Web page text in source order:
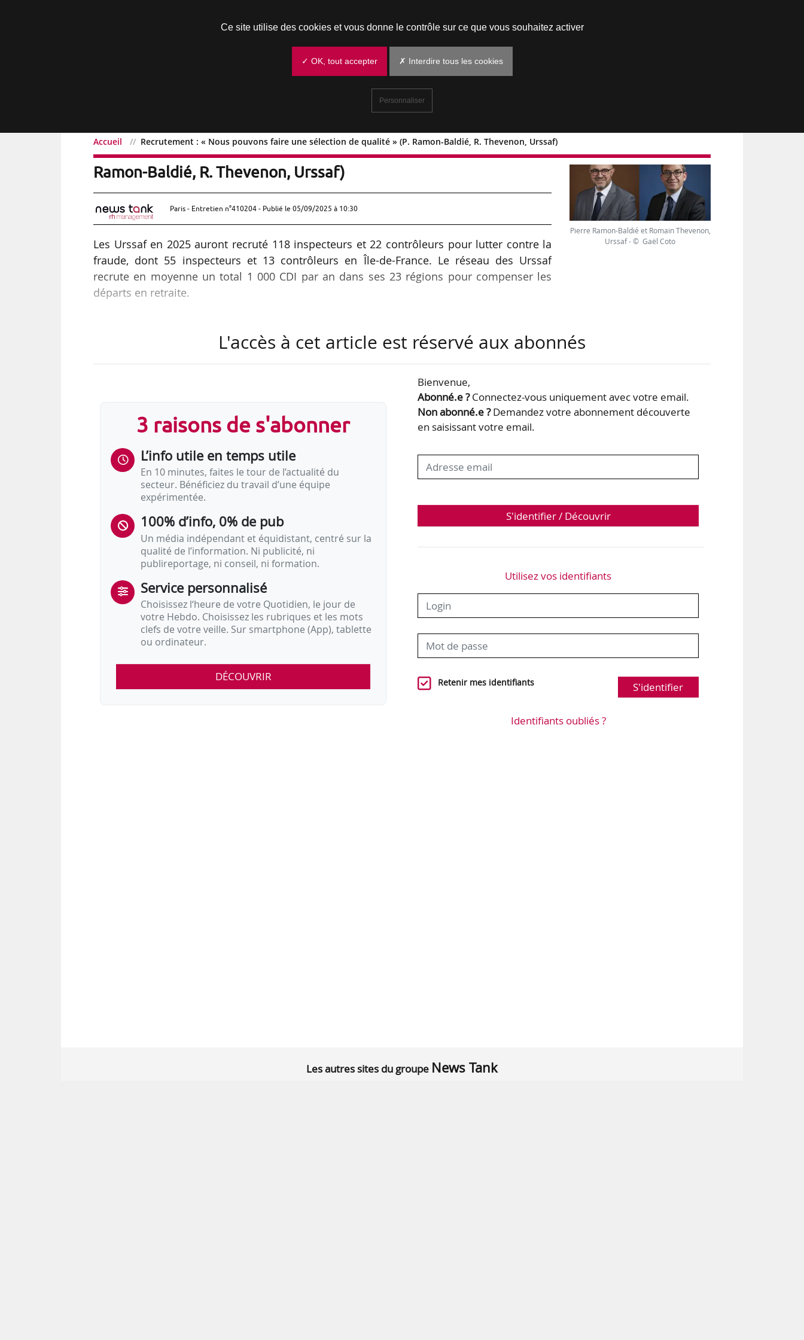
Accueil Recrutement : « Nous pouvons faire une sélection de qualité » (P. Ramon-Baldié, R. Thevenon, Urssaf)
Recrutement : « Nous pouvons faire une sélection de qualité » (P.
Ramon-Baldié, R. Thevenon, Urssaf)
Paris - Entretien n°410204 - Publié le 05/09/2025 à 10:30
Les Urssaf en 2025 auront recruté 118 inspecteurs et 22 contrôleurs pour lutter contre la
fraude, dont 55 inspecteurs et 13 contrôleurs en Île-de-France. Le réseau des Urssaf
recrute en moyenne un total 1 000 CDI par an dans ses 23 régions pour compenser les
départs en retraite.
de bases documentaires mises à disposition de nos 16 000 salariés. Le déploiement est
formation continue pour tous nos collaborateurs sur des sujets prioritaires en évolution
permanente comme la lutte antifraude à la Sécurité sociale », déclarent Pierre…
Pierre Ramon-Baldié et Romain Thevenon,
Urssaf - © Gaël Coto
L'accès à cet article est réservé aux abonnés
3 raisons de s'abonner
L’info utile en temps utile
En 10 minutes, faites le tour de l’actualité du
secteur. Bénéficiez du travail d’une équipe
expérimentée.
100% d’info, 0% de pub
Un média indépendant et équidistant, centré sur la
qualité de l’information. Ni publicité, ni
publireportage, ni conseil, ni formation.
Service personnalisé
Choisissez l‘heure de votre Quotidien, le jour de
votre Hebdo. Choisissez les rubriques et les mots
clefs de votre veille. Sur smartphone (App), tablette
ou ordinateur.
DÉCOUVRIR
Bienvenue,
Abonné.e ?Connectez-vous uniquement avec votre email.
Non abonné.e ?Demandez votre abonnement découverte
en saisissant votre email.
S'identifier / Découvrir
Utilisez vos identifiants
Retenir mes identifiants S'identifier
Identifiants oubliés ?
Les autres sites du groupe News Tank
Ce site utilise des cookies et vous donne le contrôle sur ce que vous souhaitez activer
✓ OK, tout accepter ✗ Interdire tous les cookies
Personnaliser